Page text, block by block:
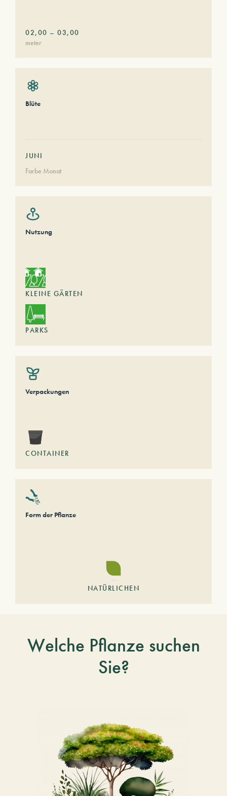
02,00 – 03,00
meter
Blüte
JUNI
Farbe Monat
Nutzung
KLEINE GÄRTEN
PARKS
Verpackungen
CONTAINER
Form der Pflanze
NATÜRLICHEN
Welche Pflanze suchen
Sie?